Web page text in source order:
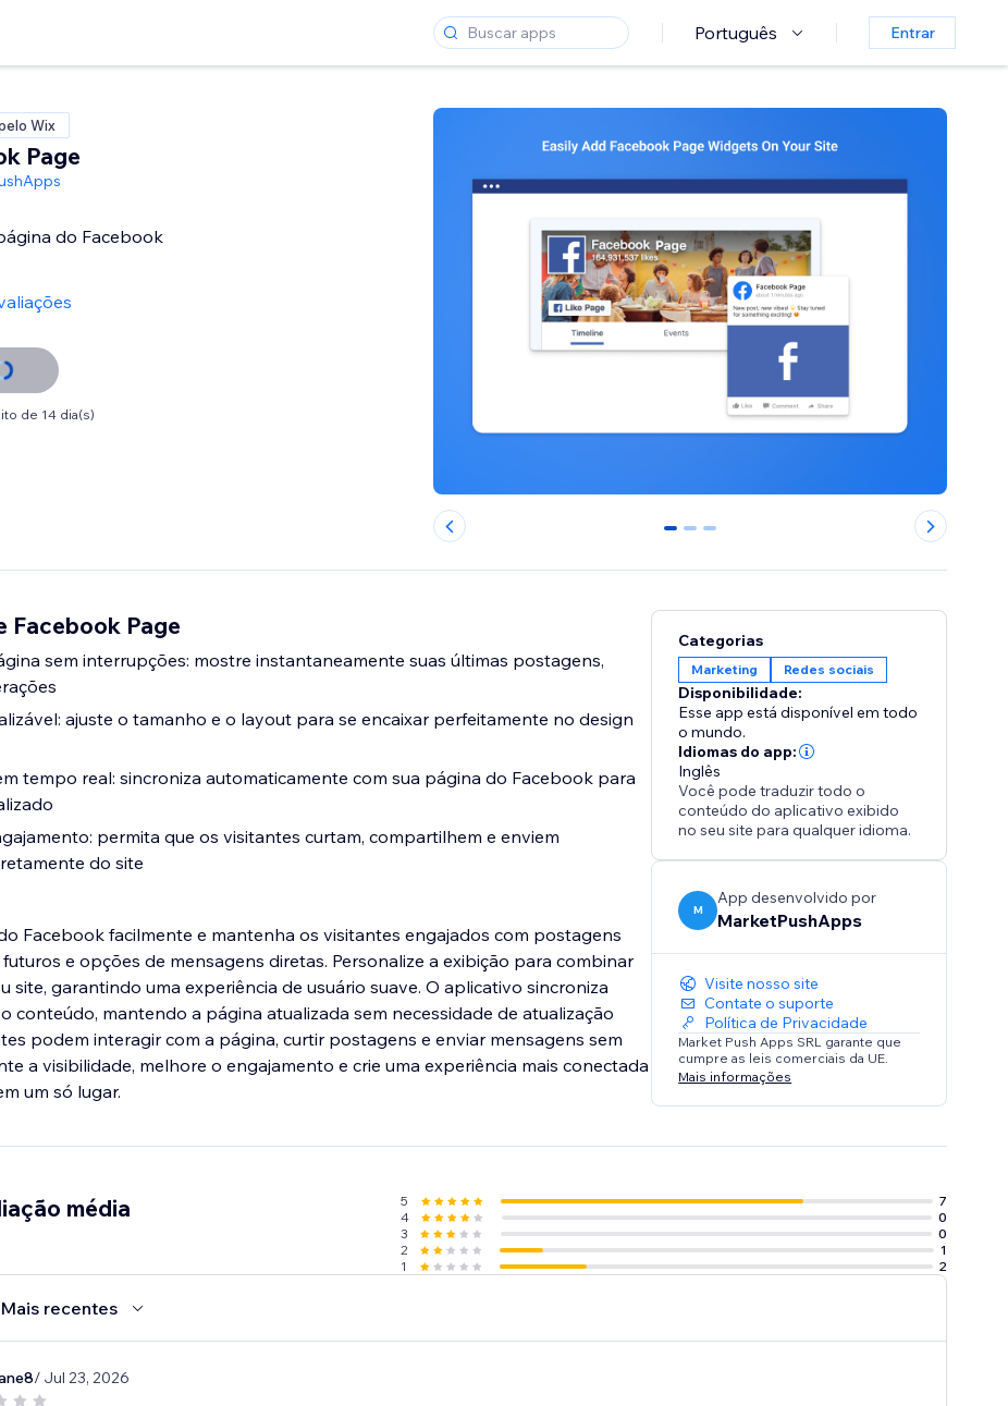
Português Entrar
Wix
Page
do Facebook
de 14 dia(s)
0 1 2
Facebook Page
sem interrupções: mostre instantaneamente suas últimas postagens,
ajuste o tamanho e o layout para se encaixar perfeitamente no design
tempo real: sincroniza automaticamente com sua página do Facebook para
permita que os visitantes curtam, compartilhem e enviem
do site
Facebook facilmente e mantenha os visitantes engajados com postagens
e opções de mensagens diretas. Personalize a exibição para combinar
site, garantindo uma experiência de usuário suave. O aplicativo sincroniza
conteúdo, mantendo a página atualizada sem necessidade de atualização
podem interagir com a página, curtir postagens e enviar mensagens sem
a visibilidade, melhore o engajamento e crie uma experiência mais conectada
um só lugar.
Categorias
Marketing Redes sociais
Disponibilidade:
Esse app está disponível em todo
o mundo.
Idiomas do app:
Inglês
Você pode traduzir todo o
conteúdo do aplicativo exibido
no seu site para qualquer idioma.
M
App desenvolvido por
MarketPushApps
Visite nosso site
Contate o suporte
Política de Privacidade
Market Push Apps SRL garante que
cumpre as leis comerciais da UE.
Mais informações
média 5
7
4
0
3
0
2
1
1
2
Mais recentes
/ Jul 23, 2026